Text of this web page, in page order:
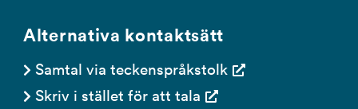
Alternativa kontaktsätt
Samtal via teckenspråkstolk
Skriv i stället för att tala